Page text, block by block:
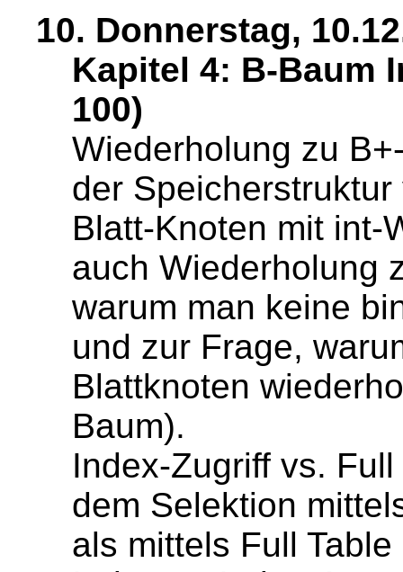
10. Donnerstag,
Kapitel 4: B-Baum
100)
Wiederholung zu
der
Blatt-Knoten mit int-
auch Wiederholung
warum man keine
und zur Frage,
Blattknoten
Baum).
Index-Zugriff vs.
dem Selektion
als mittels Full